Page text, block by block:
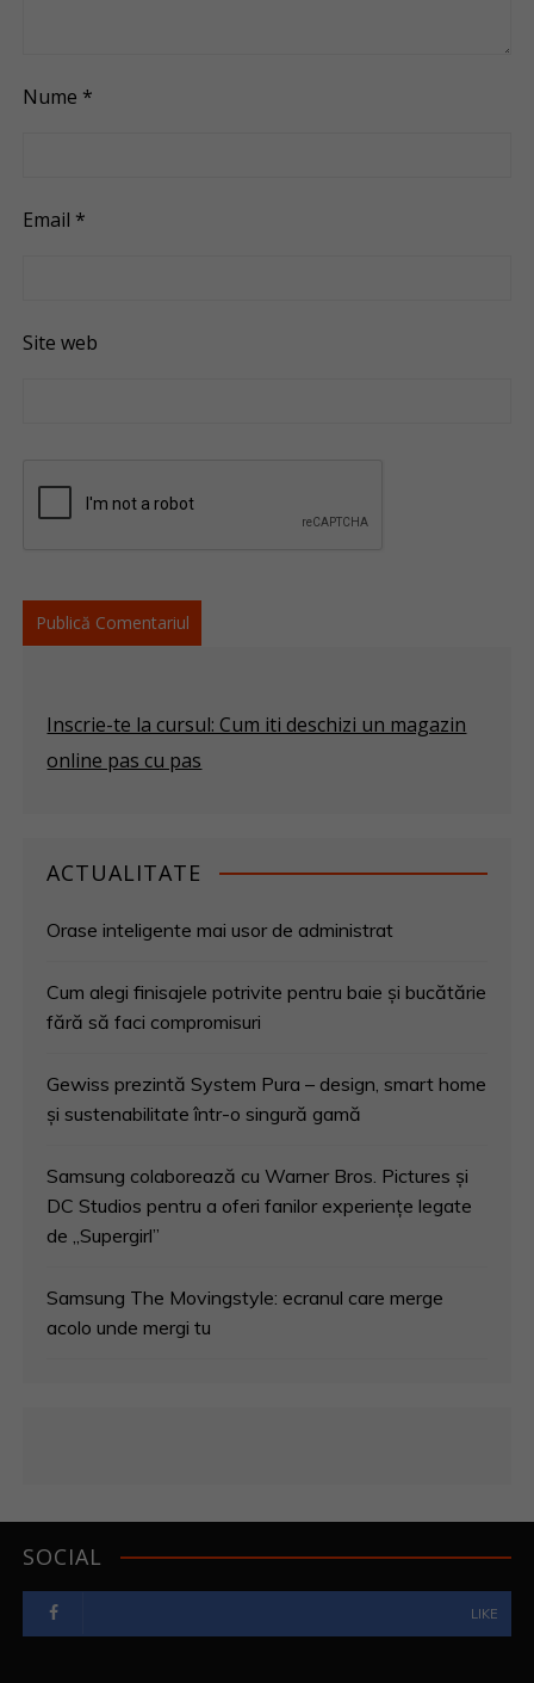
Nume *
Email *
Site web
Inscrie-te la cursul: Cum iti deschizi un magazin
online pas cu pas
ACTUALITATE
Orase inteligente mai usor de administrat
Cum alegi finisajele potrivite pentru baie și bucătărie
fără să faci compromisuri
Gewiss prezintă System Pura – design, smart home
și sustenabilitate într-o singură gamă
Samsung colaborează cu Warner Bros. Pictures și
DC Studios pentru a oferi fanilor experiențe legate
de „Supergirl”
Samsung The Movingstyle: ecranul care merge
acolo unde mergi tu
SOCIAL
LIKE